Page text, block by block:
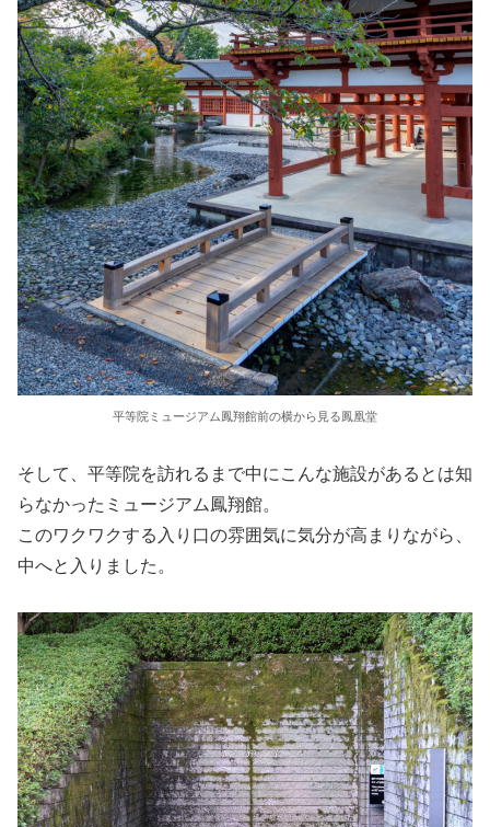
平等院ミュージアム鳳翔館前の横から見る鳳凰堂
そして、平等院を訪れるまで中にこんな施設があるとは知
らなかったミュージアム鳳翔館。
このワクワクする入り口の雰囲気に気分が高まりながら、
中へと入りました。